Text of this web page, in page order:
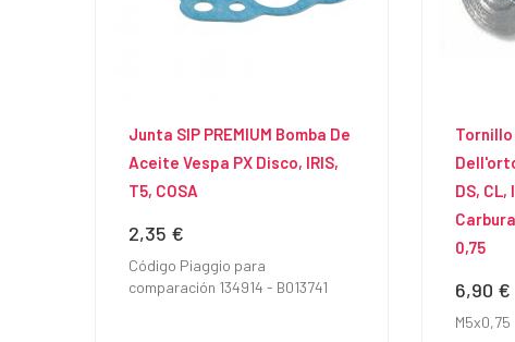
Junta SIP PREMIUM Bomba De
Aceite Vespa PX Disco, IRIS,
T5, COSA
Precio
2,35 €
Código Piaggio para
comparación 134914 - B013741
DS, CL,
0,75
Precio
6,90 €
M5x0,75